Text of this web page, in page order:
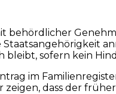
sofern kein
im
dass der